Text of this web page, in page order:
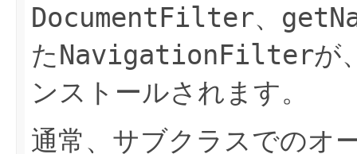
DocumentFilter、
たNavigationFilterが
ンストールされます。
通常、サブクラスでのオ